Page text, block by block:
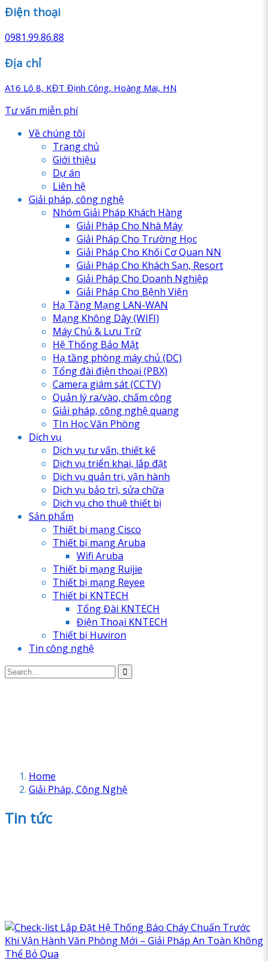
Điện thoại
0981.99.86.88
Địa chỉ
A16 Lô 8, KĐT Định Công, Hoàng Mai, HN
Tư vấn miễn phí
Về chúng tôi
Trang chủ
Giới thiệu
Dự án
Liên hệ
Giải pháp, công nghệ
Nhóm Giải Pháp Khách Hàng
Giải Pháp Cho Nhà Máy
Giải Pháp Cho Trường Học
Giải Pháp Cho Khối Cơ Quan NN
Giải Pháp Cho Khách Sạn, Resort
Giải Pháp Cho Doanh Nghiệp
Giải Pháp Cho Bệnh Viện
Hạ Tầng Mạng LAN-WAN
Mạng Không Dây (WIFI)
Máy Chủ & Lưu Trữ
Hệ Thống Bảo Mật
Hạ tầng phòng máy chủ (DC)
Tổng đài điện thoại (PBX)
Camera giám sát (CCTV)
Quản lý ra/vào, chấm công
Giải pháp, công nghệ quang
TIn Học Văn Phòng
Dịch vụ
Dịch vụ tư vấn, thiết kế
Dịch vụ triển khai, lắp đặt
Dịch vụ quản trị, vận hành
Dịch vụ bảo trì, sửa chữa
Dịch vụ cho thuê thiết bị
Sản phẩm
Thiết bị mạng Cisco
Thiết bị mạng Aruba
Wifi Aruba
Thiết bị mạng Ruijie
Thiết bị mạng Reyee
Thiết bị KNTECH
Tổng Đài KNTECH
Điện Thoại KNTECH
Thiết bị Huviron
Tin công nghệ
Home
Giải Pháp, Công Nghệ
Tin tức